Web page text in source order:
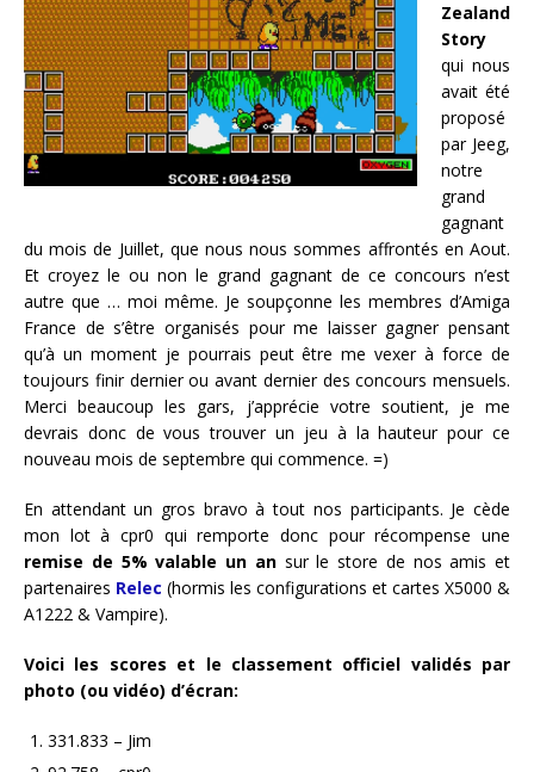
Zealand
Story
qui nous
avait été
proposé
par Jeeg,
notre
grand
gagnant
du mois de Juillet, que nous nous sommes affrontés en Aout.
Et croyez le ou non le grand gagnant de ce concours n’est
autre que … moi même. Je soupçonne les membres d’Amiga
France de s’être organisés pour me laisser gagner pensant
qu’à un moment je pourrais peut être me vexer à force de
toujours finir dernier ou avant dernier des concours mensuels.
Merci beaucoup les gars, j’apprécie votre soutient, je me
devrais donc de vous trouver un jeu à la hauteur pour ce
nouveau mois de septembre qui commence. =)
En attendant un gros bravo à tout nos participants. Je cède
mon lot à cpr0 qui remporte donc pour récompense une
remise de 5% valable un ansur le store de nos amis et
partenaires Relec (hormis les configurations et cartes X5000 &
A1222 & Vampire).
Voici les scores et le classement officiel validés par
photo (ou vidéo) d’écran:
331.833 – Jim